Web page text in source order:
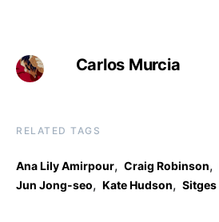
Carlos Murcia
RELATED TAGS
Ana Lily Amirpour, Craig Robinson,
Jun Jong-seo, Kate Hudson, Sitges